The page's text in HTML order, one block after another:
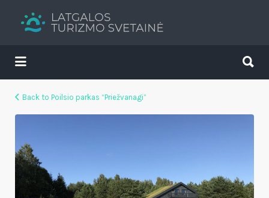
Tavs brīvdienu ceļvedis
Search
for:
for:
Back to Poilsio parkas “Priežvanagi”